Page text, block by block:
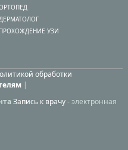
ДЕРМАТОЛОГ
ПРОХОЖДЕНИЕ УЗИ
обработки
|
Запись к врачу- электронная